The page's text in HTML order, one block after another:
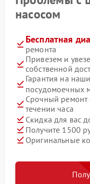
насосом
Бесплатная
ремонта
Привезем и
собственной
Гарантия на
посудомоечных
Срочный
течении часа
Скидка для вас
Получите 1500
Оригинальные